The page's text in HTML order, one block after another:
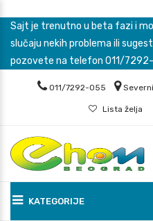
Sajt je trenutno u beta fazi i
slučaju nekih problema ili
pozovete na telefon 011/
011/7292-055
Lista želja
KATEGORIJE